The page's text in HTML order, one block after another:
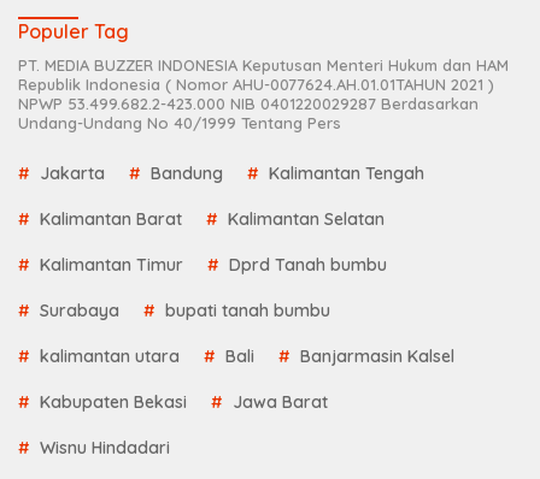
Populer Tag
PT. MEDIA BUZZER INDONESIA Keputusan Menteri Hukum dan HAM
Republik Indonesia ( Nomor AHU-0077624.AH.01.01TAHUN 2021 )
NPWP 53.499.682.2-423.000 NIB 0401220029287 Berdasarkan
Undang-Undang No 40/1999 Tentang Pers
Jakarta Bandung Kalimantan Tengah
Kalimantan Barat Kalimantan Selatan
Kalimantan Timur Dprd Tanah bumbu
Surabaya bupati tanah bumbu
kalimantan utara Bali Banjarmasin Kalsel
Kabupaten Bekasi Jawa Barat
Wisnu Hindadari